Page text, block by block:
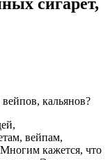
вейпам,
Многим кажется, что